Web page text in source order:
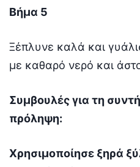
Βήμα 5
Ξέπλυνε καλά και
με καθαρό νερό και
Συμβουλές για τη
πρόληψη:
Χρησιμοποίησε ξηρά